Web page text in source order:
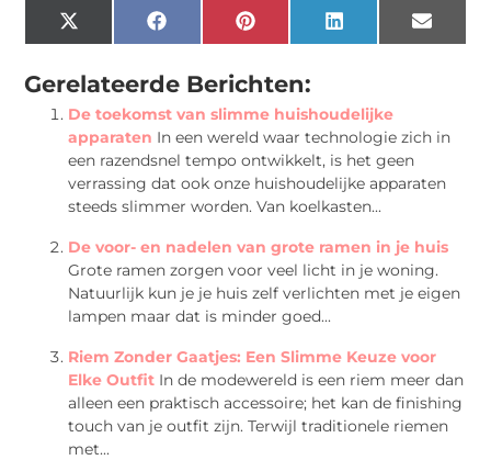
X
(Twitter)
FacebookPinterestLinkedInEmail
Gerelateerde Berichten:
De toekomst van slimme huishoudelijke
apparaten In een wereld waar technologie zich in
een razendsnel tempo ontwikkelt, is het geen
verrassing dat ook onze huishoudelijke apparaten
steeds slimmer worden. Van koelkasten...
De voor- en nadelen van grote ramen in je huis
Grote ramen zorgen voor veel licht in je woning.
Natuurlijk kun je je huis zelf verlichten met je eigen
lampen maar dat is minder goed...
Riem Zonder Gaatjes: Een Slimme Keuze voor
Elke Outfit In de modewereld is een riem meer dan
alleen een praktisch accessoire; het kan de finishing
touch van je outfit zijn. Terwijl traditionele riemen
met...